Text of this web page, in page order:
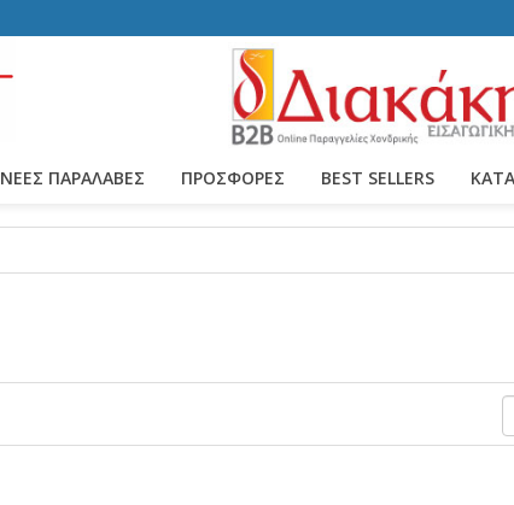
ΝΕΕΣ ΠΑΡΑΛΑΒΕΣ ΠΡΟΣΦΟΡΕΣ BEST SELLERS